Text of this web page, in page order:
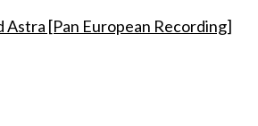
Astra [Pan European Recording]